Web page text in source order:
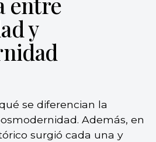
y
se diferencian la
Además, en
surgió cada una y